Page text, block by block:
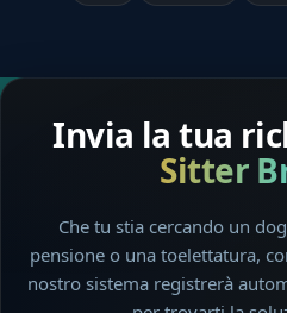
Invia la tua
Sitter
Che tu stia cercando un
pensione o una toelettatura,
nostro sistema registrerà